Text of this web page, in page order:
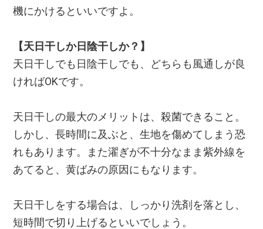
機にかけるといいですよ。
【天日干しか日陰干しか？】
天日干しでも日陰干しでも、どちらも風通しが良
ければOKです。
天日干しの最大のメリットは、殺菌できること。
しかし、長時間に及ぶと、生地を傷めてしまう恐
れもあります。また濯ぎが不十分なまま紫外線を
あてると、黄ばみの原因にもなります。
天日干しをする場合は、しっかり洗剤を落とし、
短時間で切り上げるといいでしょう。